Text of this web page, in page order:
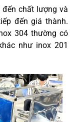
chất lượng và
đến giá thành.
304 thường có
như inox 201